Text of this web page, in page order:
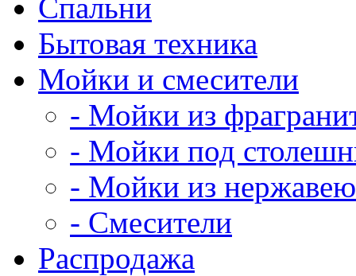
Спальни
Бытовая техника
Мойки и смесители
- Мойки из
- Мойки под
- Мойки из
- Смесители
Распродажа